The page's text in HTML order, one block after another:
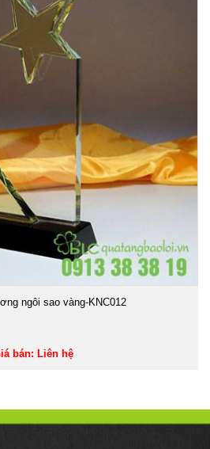
ngôi sao vàng-KNC012
bán: Liên hệ